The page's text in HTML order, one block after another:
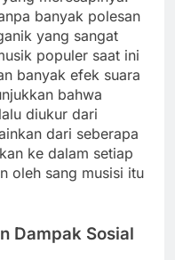
banyak polesan
yang sangat
populer saat ini
banyak efek suara
bahwa
diukur dari
dari seberapa
ke dalam setiap
oleh sang musisi itu
Dampak Sosial